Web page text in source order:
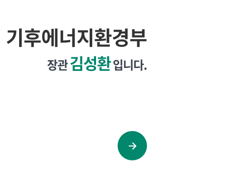
기후에너지환경부
장관김성환입니다.
열
린
장